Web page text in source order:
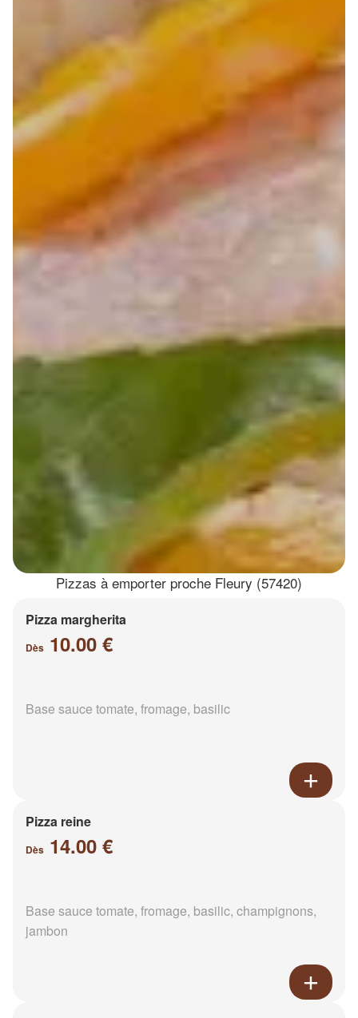
Pizzas à emporter proche Fleury (57420)
Pizza margherita
Dès 10.00 €
Base sauce tomate, fromage, basilic
Pizza reine
Dès 14.00 €
Base sauce tomate, fromage, basilic, champignons,
jambon